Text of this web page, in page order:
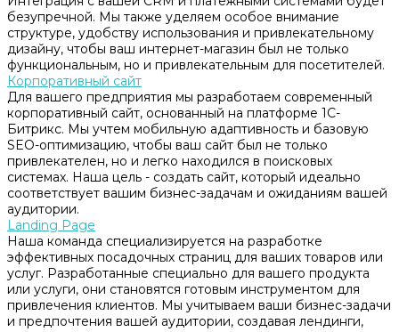
безупречной. Мы также уделяем особое внимание
структуре, удобству использования и привлекательному
дизайну, чтобы ваш интернет-магазин был не только
функциональным, но и привлекательным для посетителей.
Корпоративный сайт
Для вашего предприятия мы разработаем современный
корпоративный сайт, основанный на платформе 1С-
Битрикс. Мы учтем мобильную адаптивность и базовую
SEO-оптимизацию, чтобы ваш сайт был не только
привлекателен, но и легко находился в поисковых
системах. Наша цель - создать сайт, который идеально
соответствует вашим бизнес-задачам и ожиданиям вашей
аудитории.
Landing Page
Наша команда специализируется на разработке
эффективных посадочных страниц для ваших товаров или
услуг. Разработанные специально для вашего продукта
или услуги, они становятся готовым инструментом для
привлечения клиентов. Мы учитываем ваши бизнес-задачи
и предпочтения вашей аудитории, создавая лендинги,